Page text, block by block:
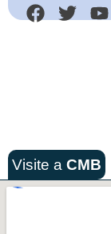
Visite a CMB